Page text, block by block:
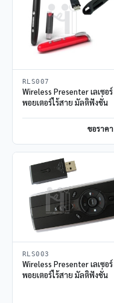
RLS007
Wireless Presenter เลเซอร์
พอยเตอร์ไร้สาย มัลติฟังชั่น
ขอราคา
RLS003
Wireless Presenter เลเซอร์
พอยเตอร์ไร้สาย มัลติฟังชั่น